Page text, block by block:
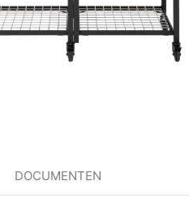
DOCUMENTEN